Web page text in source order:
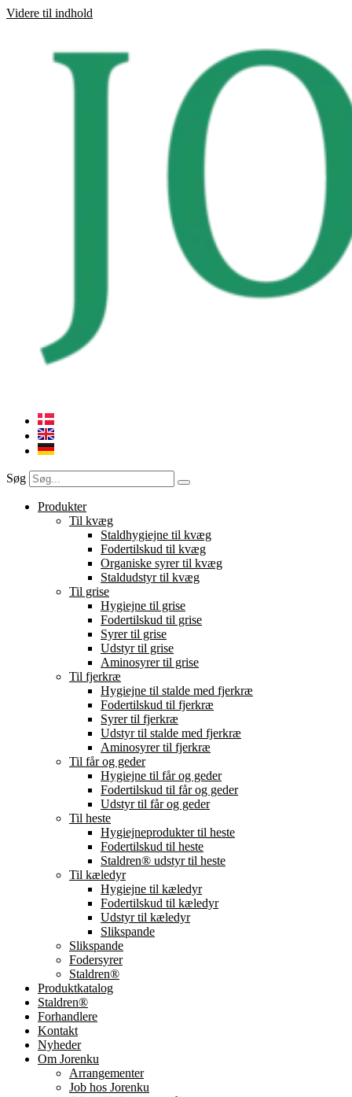
Videre til indhold
Søg
Produkter
Til kvæg
Staldhygiejne til kvæg
Fodertilskud til kvæg
Organiske syrer til kvæg
Staldudstyr til kvæg
Til grise
Hygiejne til grise
Fodertilskud til grise
Syrer til grise
Udstyr til grise
Aminosyrer til grise
Til fjerkræ
Hygiejne til stalde med fjerkræ
Fodertilskud til fjerkræ
Syrer til fjerkræ
Udstyr til stalde med fjerkræ
Aminosyrer til fjerkræ
Til får og geder
Hygiejne til får og geder
Fodertilskud til får og geder
Udstyr til får og geder
Til heste
Hygiejneprodukter til heste
Fodertilskud til heste
Staldren® udstyr til heste
Til kæledyr
Hygiejne til kæledyr
Fodertilskud til kæledyr
Udstyr til kæledyr
Slikspande
Slikspande
Fodersyrer
Staldren®
Produktkatalog
Staldren®
Forhandlere
Kontakt
Nyheder
Om Jorenku
Arrangementer
Job hos Jorenku